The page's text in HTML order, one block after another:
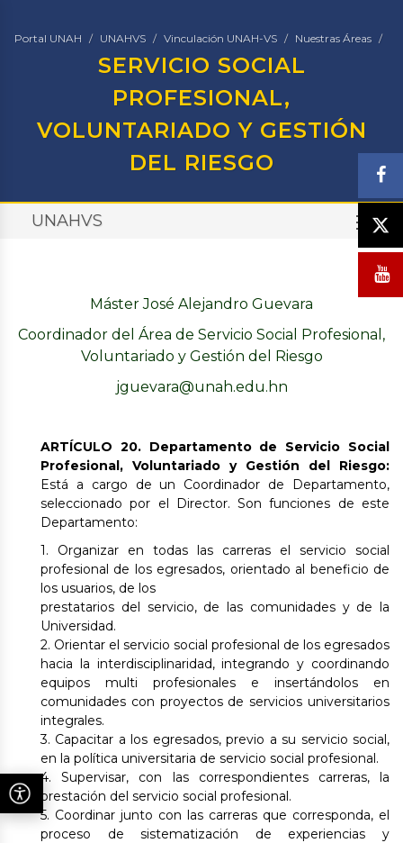
Portal UNAH UNAHVS Vinculación UNAH-VS Nuestras Áreas
SERVICIO SOCIAL
PROFESIONAL,
VOLUNTARIADO Y GESTIÓN
DEL RIESGO
UNAHVS
Máster José Alejandro Guevara
Coordinador del Área de Servicio Social Profesional,
Voluntariado y Gestión del Riesgo
jguevara@unah.edu.hn
ARTÍCULO 20. Departamento de Servicio Social
Profesional, Voluntariado y Gestión del Riesgo:
Está a cargo de un Coordinador de Departamento,
seleccionado por el Director. Son funciones de este
Departamento:
1. Organizar en todas las carreras el servicio social
profesional de los egresados, orientado al beneficio de
los usuarios, de los
prestatarios del servicio, de las comunidades y de la
Universidad.
2. Orientar el servicio social profesional de los egresados
hacia la interdisciplinaridad, integrando y coordinando
equipos multi profesionales e insertándolos en
comunidades con proyectos de servicios universitarios
integrales.
3. Capacitar a los egresados, previo a su servicio social,
en la política universitaria de servicio social profesional.
4. Supervisar, con las correspondientes carreras, la
prestación del servicio social profesional.
5. Coordinar junto con las carreras que corresponda, el
proceso de sistematización de experiencias y